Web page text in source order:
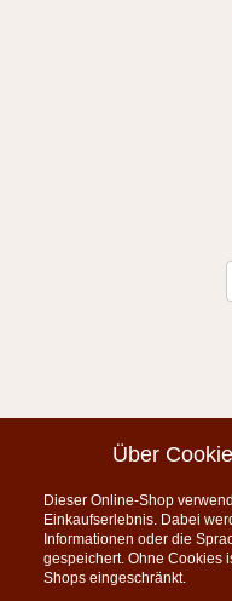
KONTAKT
Über
Dieser Online-Shop
Einkaufserlebnis. Dabei
Informationen oder die
gespeichert. Ohne Cookies
Shops eingeschränkt.